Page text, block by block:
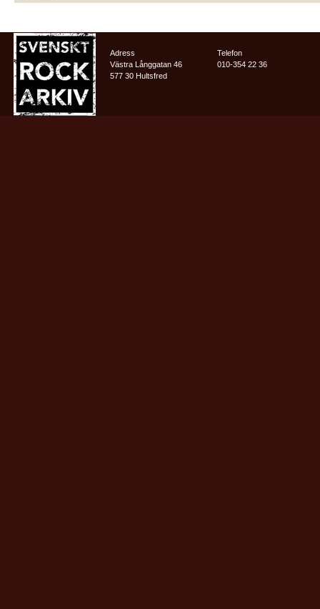
Adress
Västra Långgatan 46
577 30 Hultsfred
Telefon
010-354 22 36